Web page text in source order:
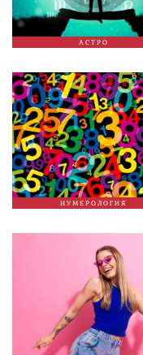
АСТРО
НУМЕРОЛОГИЯ